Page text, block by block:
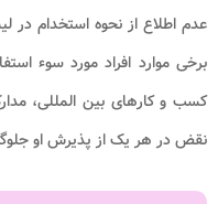
عدم اطلاع از نحوه استخدام در
برخی موارد افراد مورد سوء
کسب و کارهای بین المللی،
نقض در هر یک از پذیرش او